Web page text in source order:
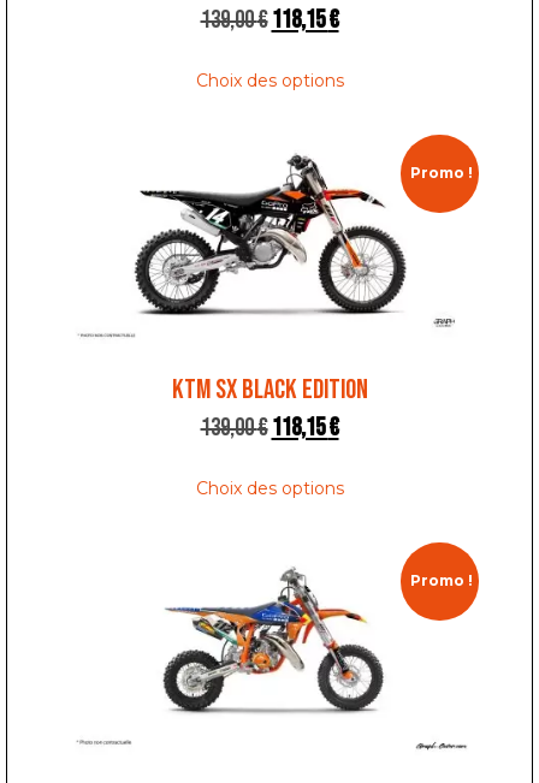
139,00€118,15€
Choix des options
Promo !
KTM SX BLACK EDITION
139,00€118,15€
Choix des options
Promo !